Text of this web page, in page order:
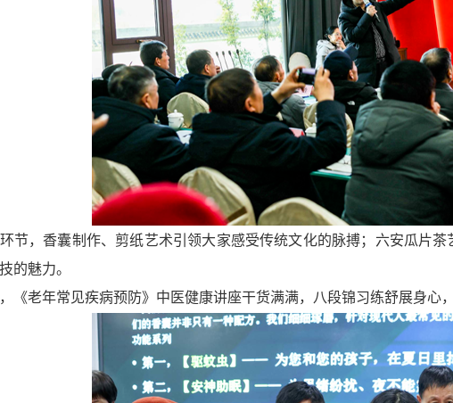
节，香囊制作、剪纸艺术引领大家感受传统文化的脉搏；六安瓜片
的魅力。
《老年常见疾病预防》中医健康讲座干货满满，八段锦习练舒展身心